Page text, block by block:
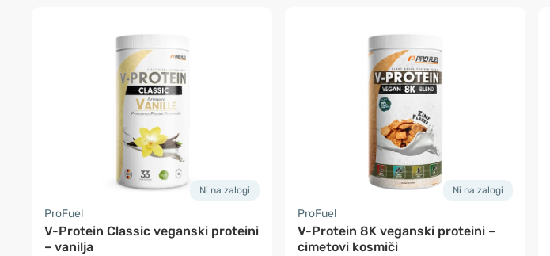
Ni na zalogi
ProFuel
V-Protein Classic veganski proteini
– vanilja
Ni na zalogi
ProFuel
V-Protein 8K veganski proteini –
cimetovi kosmiči